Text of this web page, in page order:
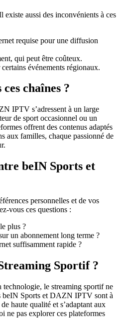
existe aussi des inconvénients à ces
requise pour une diffusion
qui peut être coûteux.
événements régionaux.
chaînes ?
IPTV s’adressent à un large
de sport occasionnel ou un
offrent des contenus adaptés
aux familles, chaque passionné de
beIN Sports et
personnelles et de vos
vous ces questions :
plus ?
un abonnement long terme ?
suffisamment rapide ?
Sportif ?
technologie, le streaming sportif ne
beIN Sports et DAZN IPTV sont à
haute qualité et s’adaptant aux
ne pas explorer ces plateformes